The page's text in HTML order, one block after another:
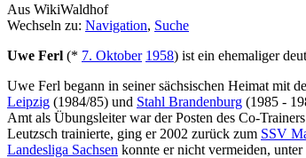
Aus WikiWaldhof
Wechseln zu: Navigation, Suche
Uwe Ferl (* 7. Oktober 1958) ist ein ehemaliger
Uwe Ferl begann in seiner sächsischen Heimat mit
Leipzig (1984/85) und Stahl Brandenburg (1985 -
Amt als Übungsleiter war der Posten des Co-
Leutzsch trainierte, ging er 2002 zurück zum SSV
Landesliga Sachsen konnte er nicht vermeiden,